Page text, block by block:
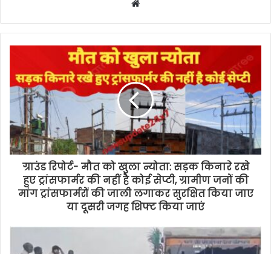
Website
ग्राउंड रिपोर्ट- मौत को खुला न्योता: सड़क किनारे रखे
हुए ट्रांसफार्मर की नहीं है कोई सेप्टी, ग्रामीण जनों की
मांग ट्रांसफार्मरों की जाली लगाकर सुरक्षित किया जाए
या दूसरी जगह शिफ्ट किया जाएं